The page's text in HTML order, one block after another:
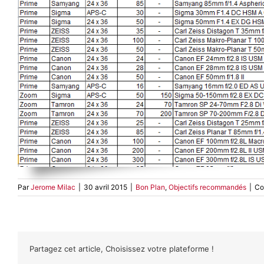
ParJerome Milac 30 avril 2015 Bon Plan, Objectifs recommandés
Partagez cet article, Choisissez votre plateforme !